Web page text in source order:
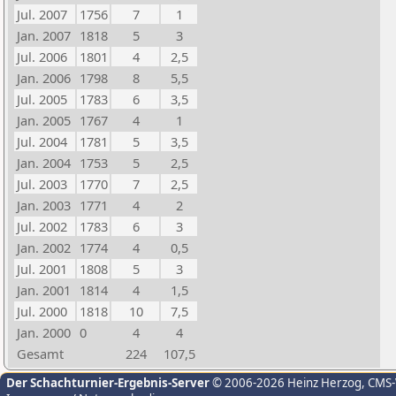
Jul. 2007
1756 7
1
Jan. 2007 1818 5
3
Jul. 2006
1801 4
2,5
Jan. 2006 1798 8
5,5
Jul. 2005
1783 6
3,5
Jan. 2005 1767 4
1
Jul. 2004
1781 5
3,5
Jan. 2004 1753 5
2,5
Jul. 2003
1770 7
2,5
Jan. 2003 1771 4
2
Jul. 2002
1783 6
3
Jan. 2002 1774 4
0,5
Jul. 2001
1808 5
3
Jan. 2001
1814 4
1,5
Jul. 2000
1818 10
7,5
Jan. 2000 0 4
4
Gesamt
224 107,5
Der Schachturnier-Ergebnis-Server© 2006-2026 Heinz Herzog,